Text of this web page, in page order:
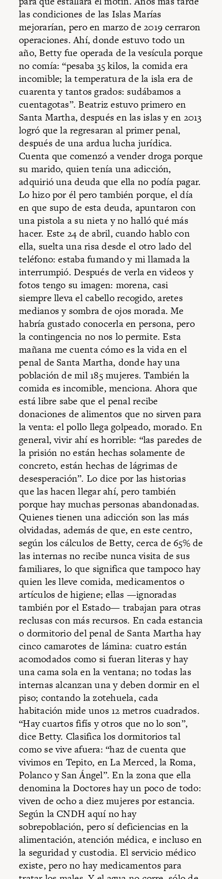
las condiciones de las Islas Marías
mejorarían, pero en marzo de 2019 cerraron
operaciones. Ahí, donde estuvo todo un
año, Betty fue operada de la vesícula porque
no comía: “pesaba 35 kilos, la comida era
incomible; la temperatura de la isla era de
cuarenta y tantos grados: sudábamos a
cuentagotas”. Beatriz estuvo primero en
Santa Martha, después en las islas y en 2013
logró que la regresaran al primer penal,
después de una ardua lucha jurídica.
Cuenta que comenzó a vender droga porque
su marido, quien tenía una adicción,
adquirió una deuda que ella no podía pagar.
Lo hizo por él pero también porque, el día
en que supo de esta deuda, apuntaron con
una pistola a su nieta y no halló qué más
hacer. Este 24 de abril, cuando hablo con
ella, suelta una risa desde el otro lado del
teléfono: estaba fumando y mi llamada la
interrumpió. Después de verla en videos y
fotos tengo su imagen: morena, casi
siempre lleva el cabello recogido, aretes
medianos y sombra de ojos morada. Me
habría gustado conocerla en persona, pero
la contingencia no nos lo permite. Esta
mañana me cuenta cómo es la vida en el
penal de Santa Martha, donde hay una
población de mil 185 mujeres. También la
comida es incomible, menciona. Ahora que
está libre sabe que el penal recibe
donaciones de alimentos que no sirven para
la venta: el pollo llega golpeado, morado. En
general, vivir ahí es horrible: “las paredes de
la prisión no están hechas solamente de
concreto, están hechas de lágrimas de
desesperación”. Lo dice por las historias
que las hacen llegar ahí, pero también
porque hay muchas personas abandonadas.
Quienes tienen una adicción son las más
olvidadas, además de que, en este centro,
según los cálculos de Betty, cerca de 65% de
las internas no recibe nunca visita de sus
familiares, lo que significa que tampoco hay
quien les lleve comida, medicamentos o
artículos de higiene; ellas —ignoradas
también por el Estado— trabajan para otras
reclusas con más recursos. En cada estancia
o dormitorio del penal de Santa Martha hay
cinco camarotes de lámina: cuatro están
acomodados como si fueran literas y hay
una cama sola en la ventana; no todas las
internas alcanzan una y deben dormir en el
piso; contando la zotehuela, cada
habitación mide unos 12 metros cuadrados.
“Hay cuartos fifís y otros que no lo son”,
dice Betty. Clasifica los dormitorios tal
como se vive afuera: “haz de cuenta que
vivimos en Tepito, en La Merced, la Roma,
Polanco y San Ángel”. En la zona que ella
denomina la Doctores hay un poco de todo:
viven de ocho a diez mujeres por estancia.
Según la CNDH aquí no hay
sobrepoblación, pero sí deficiencias en la
alimentación, atención médica, e incluso en
la seguridad y custodia. El servicio médico
existe, pero no hay medicamentos para